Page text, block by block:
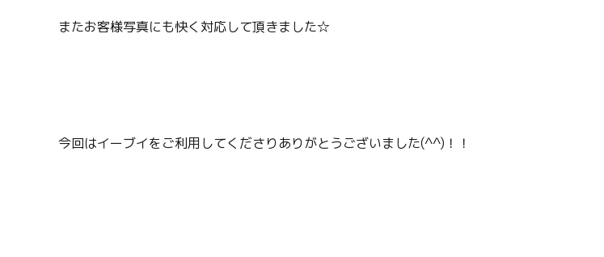
またお客様写真にも快く対応して頂きました☆
今回はイーブイをご利用してくださりありがとうございました(^^)！！